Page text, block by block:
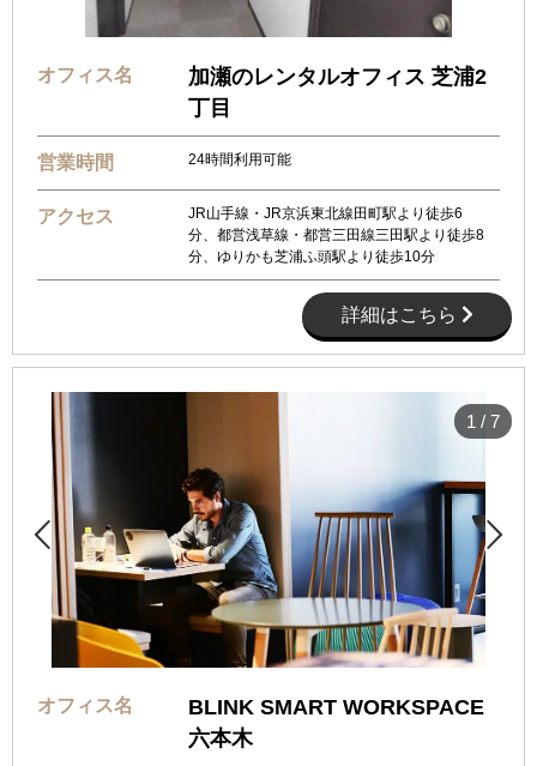
オフィス名
加瀬のレンタルオフィス 芝浦2
丁目
営業時間 24時間利用可能
アクセス
JR山手線・JR京浜東北線田町駅より徒歩6
分、都営浅草線・都営三田線三田駅より徒歩8
分、ゆりかも芝浦ふ頭駅より徒歩10分
詳細はこちら
 
1 / 7
オフィス名
BLINK SMART WORKSPACE
六本木